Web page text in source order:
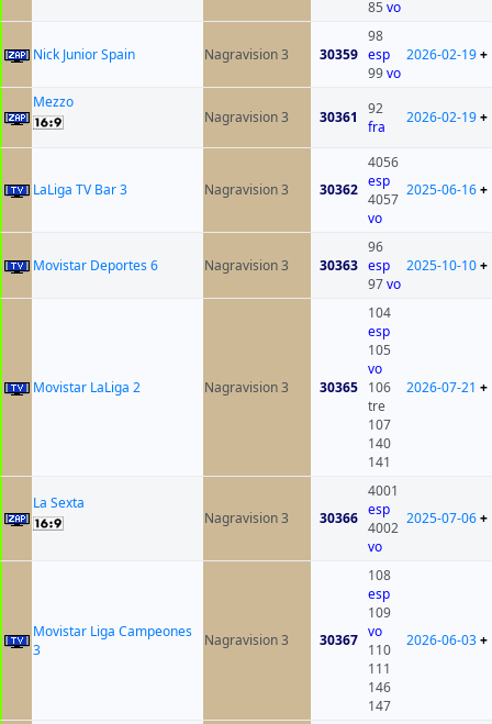
85 vo
Nick Junior Spain Nagravision 3 30359
98
esp
99vo
2026-02-19+
Mezzo
Nagravision 3
30361
92
fra
2026-02-19+
LaLiga TV Bar 3 Nagravision 3 30362
4056
esp
4057
vo
2025-06-16+
Movistar Deportes 6 Nagravision 3 30363
96
esp
97vo
2025-10-10+
Movistar LaLiga 2 Nagravision 3 30365
104
esp
105
vo
106
tre
107
140
141
2026-07-21 +
La Sexta
Nagravision 3
30366
4001
esp
4002
vo
2025-07-06+
Movistar Liga Campeones
3
Nagravision 3 30367
108
esp
109
vo
110
111
146
147
2026-06-03+